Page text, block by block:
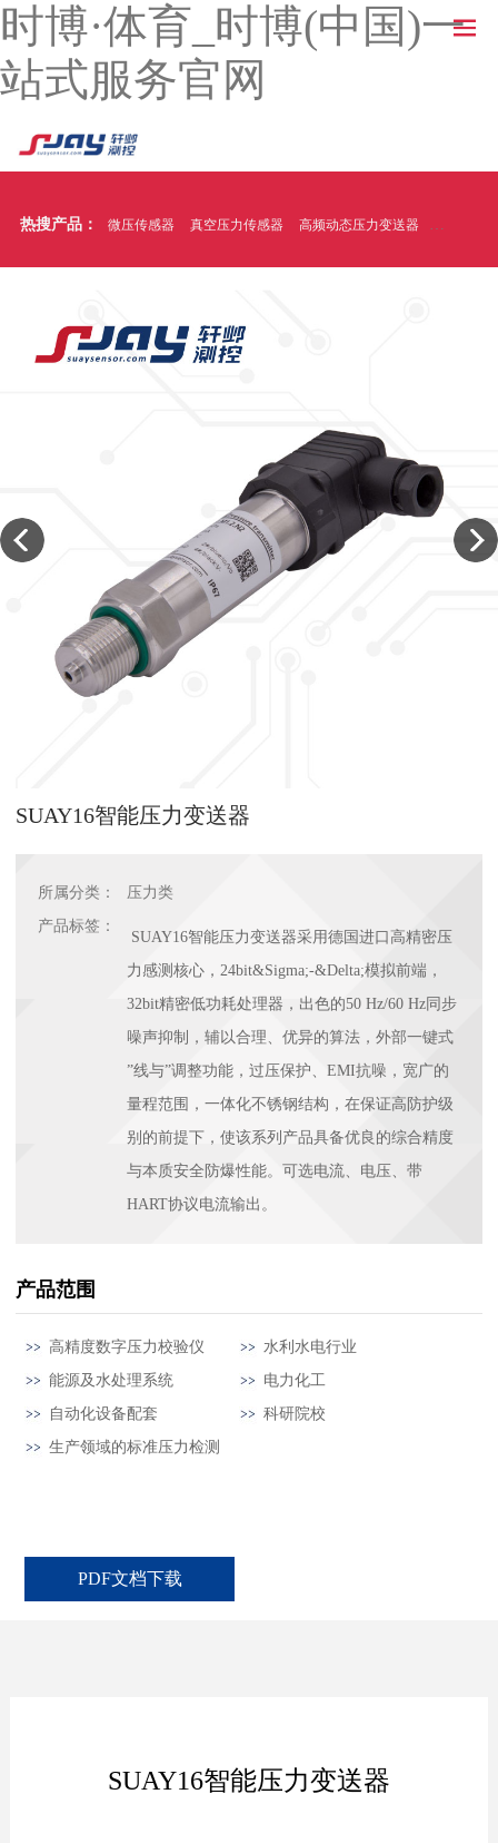
时博·体育_时博(中国)一
站式服务官网
热搜产品： 微压传感器 真空压力传感器 高频动态压力变送器 温压一体
SUAY16智能压力变送器
所属分类：
压力类
产品标签：
SUAY16智能压力变送器采用德国进口高精密压
力感测核心，24bit&Sigma;-&Delta;模拟前端，
32bit精密低功耗处理器，出色的50 Hz/60 Hz同步
噪声抑制，辅以合理、优异的算法，外部一键式
”线与”调整功能，过压保护、EMI抗噪，宽广的
量程范围，一体化不锈钢结构，在保证高防护级
别的前提下，使该系列产品具备优良的综合精度
与本质安全防爆性能。可选电流、电压、带
HART协议电流输出。
产品范围
高精度数字压力校验仪
水利水电行业
能源及水处理系统
电力化工
自动化设备配套
科研院校
生产领域的标准压力检测
PDF文档下载
SUAY16智能压力变送器